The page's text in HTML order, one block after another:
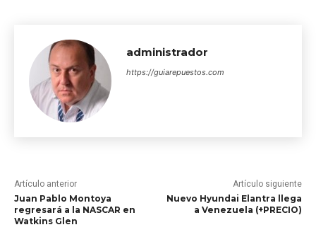
administrador
https://guiarepuestos.com
Artículo anterior
Juan Pablo Montoya
regresará a la NASCAR en
Watkins Glen
Artículo siguiente
Nuevo Hyundai Elantra llega
a Venezuela (+PRECIO)